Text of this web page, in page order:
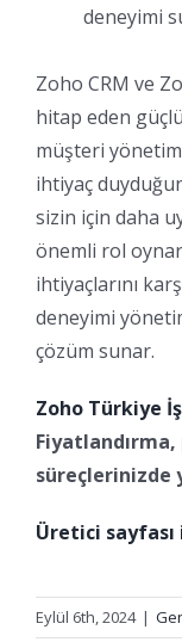
deneyimi
Zoho CRM ve
hitap eden
müşteri
ihtiyaç
sizin için daha
önemli rol
ihtiyaçlarını
deneyimi
çözüm sunar.
Zoho Türkiye
süreçlerinizde
Üretici
Eylül 6th, 2024 |